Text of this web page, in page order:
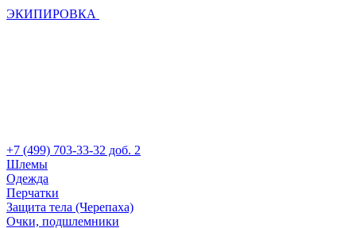
ЭКИПИРОВКА
+7 (499) 703-33-32 доб. 2
Шлемы
Одежда
Перчатки
Защита тела (Черепаха)
Очки, подшлемники